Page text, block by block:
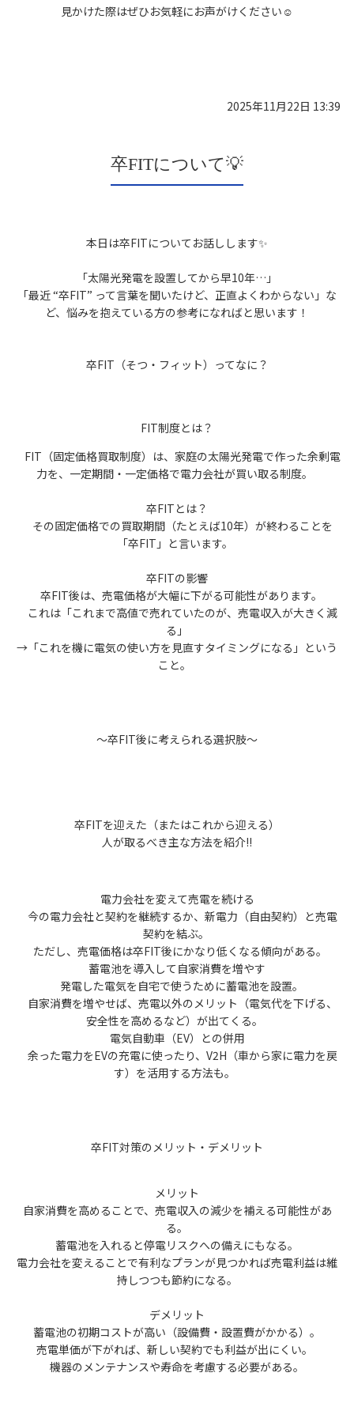
見かけた際はぜひお気軽にお声がけください☺️
2025年11月22日 13:39
卒FITについて💡
本日は卒FITについてお話しします✨
「太陽光発電を設置してから早10年…」
「最近 “卒FIT” って言葉を聞いたけど、正直よくわからない」な
ど、悩みを抱えている方の参考になればと思います！
卒FIT（そつ・フィット）ってなに？
FIT制度とは？
FIT（固定価格買取制度）は、家庭の太陽光発電で作った余剰電
力を、一定期間・一定価格で電力会社が買い取る制度。
卒FITとは？
その固定価格での買取期間（たとえば10年）が終わることを
「卒FIT」と言います。
卒FITの影響
卒FIT後は、売電価格が大幅に下がる可能性があります。
これは「これまで高値で売れていたのが、売電収入が大きく減
る」
→「これを機に電気の使い方を見直すタイミングになる」という
こと。
〜卒FIT後に考えられる選択肢〜
卒FITを迎えた（またはこれから迎える）
人が取るべき主な方法を紹介‼️
電力会社を変えて売電を続ける
今の電力会社と契約を継続するか、新電力（自由契約）と売電
契約を結ぶ。
ただし、売電価格は卒FIT後にかなり低くなる傾向がある。
蓄電池を導入して自家消費を増やす
発電した電気を自宅で使うために蓄電池を設置。
自家消費を増やせば、売電以外のメリット（電気代を下げる、
安全性を高めるなど）が出てくる。
電気自動車（EV）との併用
余った電力をEVの充電に使ったり、V2H（車から家に電力を戻
す）を活用する方法も。
卒FIT対策のメリット・デメリット
メリット
自家消費を高めることで、売電収入の減少を補える可能性があ
る。
蓄電池を入れると停電リスクへの備えにもなる。
電力会社を変えることで有利なプランが見つかれば売電利益は維
持しつつも節約になる。
デメリット
蓄電池の初期コストが高い（設備費・設置費がかかる）。
売電単価が下がれば、新しい契約でも利益が出にくい。
機器のメンテナンスや寿命を考慮する必要がある。